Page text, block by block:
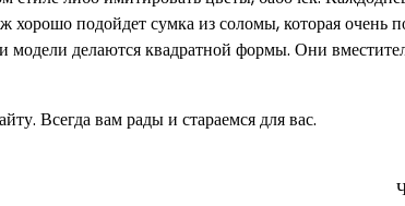
подойдет сумка из соломы, которая очень
модели делаются квадратной формы. Они
Всегда вам рады и стараемся для вас.